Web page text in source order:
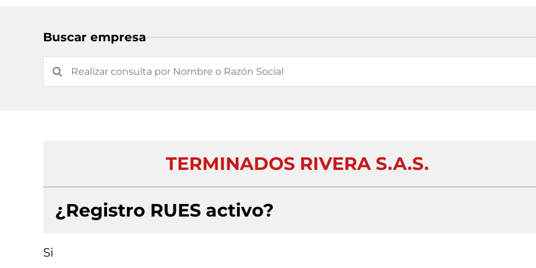
Buscar empresa
TERMINADOS RIVERA S.A.S.
¿Registro RUES activo?
Si